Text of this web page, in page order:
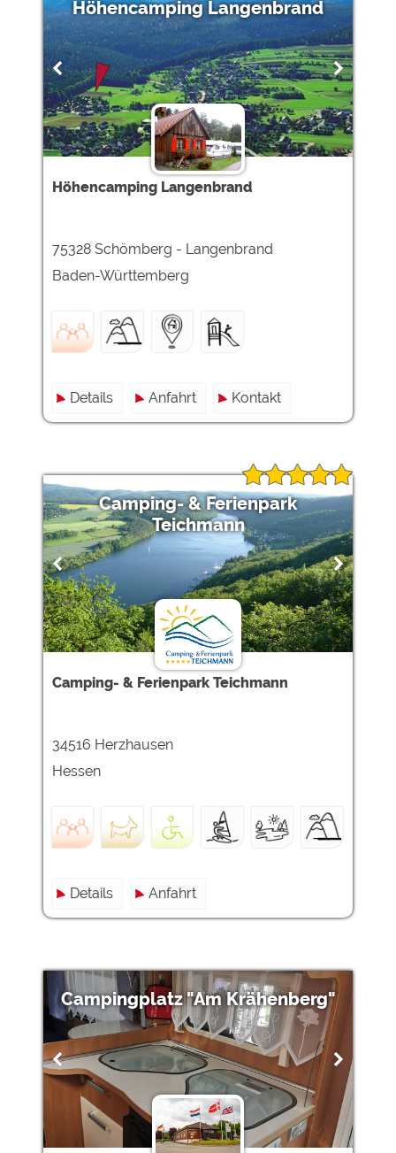
Höhencamping Langenbrand
Höhencamping Langenbrand
75328 Schömberg - Langenbrand
Baden-Württemberg
Details Anfahrt Kontakt
Camping- & Ferienpark
Teichmann
Camping- & Ferienpark Teichmann
34516 Herzhausen
Hessen
Details Anfahrt
Campingplatz "Am Krähenberg"